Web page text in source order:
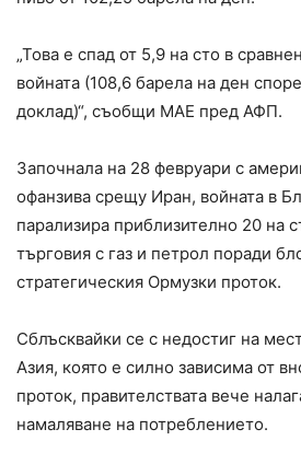
„Това е спад от 5,9 на сто в
войната (108,6 барела на ден
доклад)“, съобщи МАЕ пред АФП.
Започнала на 28 февруари с
офанзива срещу Иран, войната в
парализира приблизително 20 на
търговия с газ и петрол поради
стратегическия Ормузки проток.
Сблъсквайки се с недостиг на
Азия, която е силно зависима от
проток, правителствата вече
намаляване на потреблението.